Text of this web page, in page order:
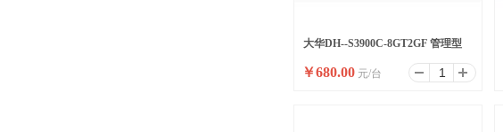
大华DH--S3900C-8GT2GF 管理型
336G以太网交换机
￥680.00 元/台